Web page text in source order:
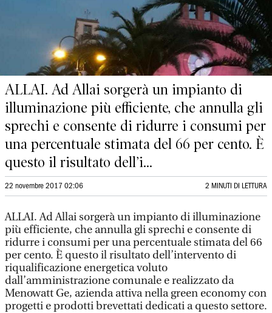
ALLAI. Ad Allai sorgerà un impianto di
illuminazione più efficiente, che annulla gli
sprechi e consente di ridurre i consumi per
una percentuale stimata del 66 per cento. È
questo il risultato dell’i...
22 novembre 2017 02:06 2 MINUTI DI LETTURA
ALLAI. Ad Allai sorgerà un impianto di illuminazione
più efficiente, che annulla gli sprechi e consente di
ridurre i consumi per una percentuale stimata del 66
per cento. È questo il risultato dell’intervento di
riqualificazione energetica voluto
dall’amministrazione comunale e realizzato da
Menowatt Ge, azienda attiva nella green economy con
progetti e prodotti brevettati dedicati a questo settore.